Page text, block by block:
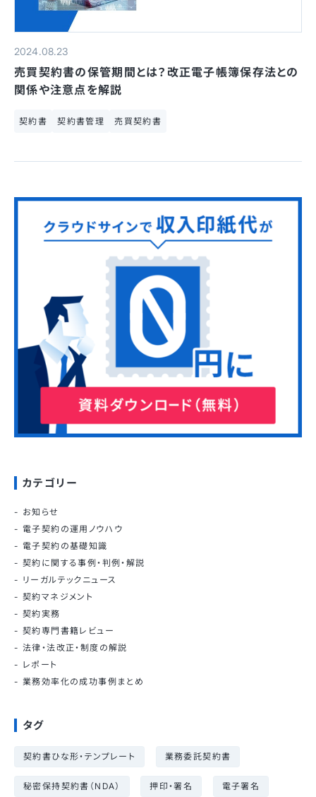
2024.08.23
売買契約書の保管期間とは？改正電子帳簿保存法との
関係や注意点を解説
契約書 契約書管理 売買契約書
カテゴリー
お知らせ
電子契約の運用ノウハウ
電子契約の基礎知識
契約に関する事例・判例・解説
リーガルテックニュース
契約マネジメント
契約実務
契約専門書籍レビュー
法律・法改正・制度の解説
レポート
業務効率化の成功事例まとめ
タグ
契約書ひな形・テンプレート 業務委託契約書
秘密保持契約書（NDA） 押印・署名 電子署名